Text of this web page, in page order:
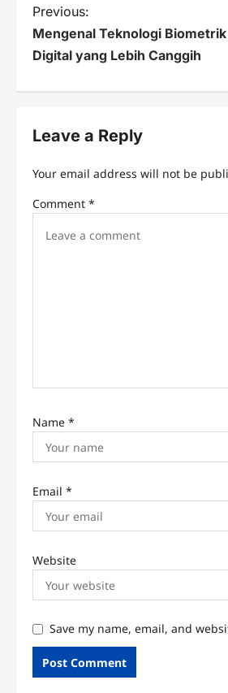
P
o
n
i
n
Previous:
Mengenal Teknologi
Digital yang Lebih Canggih
Leave a Reply
Your email address will not be
Comment *
Name *
Email *
Website
Save my name, email, and